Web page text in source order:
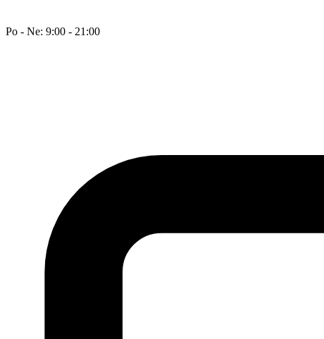
Po - Ne: 9:00 - 21:00